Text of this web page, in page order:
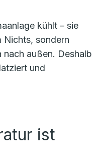
kühlt – sie
Nichts, sondern
nach außen. Deshalb
und
ist